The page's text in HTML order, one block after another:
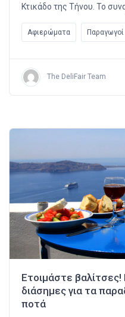
Κτικάδο της Τήνου. Το
Αφιερώματα Παραγωγοί
The DeliFair Team
Ετοιμάστε βαλίτσες!
διάσημες για τα
ποτά